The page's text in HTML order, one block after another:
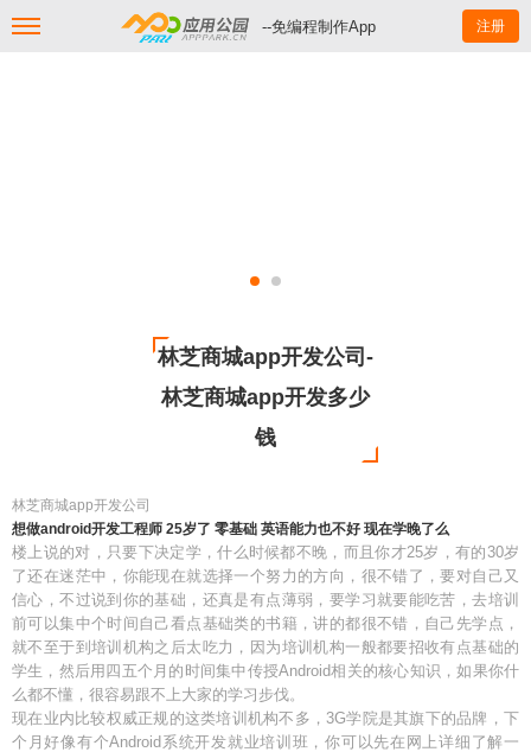
--免编程制作App 注册
林芝商城app开发公司-
林芝商城app开发多少
钱
林芝商城app开发公司
想做android开发工程师 25岁了 零基础 英语能力也不好 现在学晚了么
楼上说的对，只要下决定学，什么时候都不晚，而且你才25岁，有的30岁
了还在迷茫中，你能现在就选择一个努力的方向，很不错了，要对自己又
信心，不过说到你的基础，还真是有点薄弱，要学习就要能吃苦，去培训
前可以集中个时间自己看点基础类的书籍，讲的都很不错，自己先学点，
就不至于到培训机构之后太吃力，因为培训机构一般都要招收有点基础的
学生，然后用四五个月的时间集中传授Android相关的核心知识，如果你什
么都不懂，很容易跟不上大家的学习步伐。
现在业内比较权威正规的这类培训机构不多，3G学院是其旗下的品牌，下
个月好像有个Android系统开发就业培训班，你可以先在网上详细了解一